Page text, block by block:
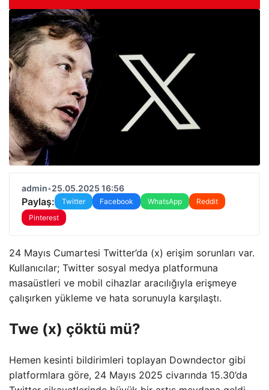
admin•25.05.2025 16:56
Paylaş: Twitter Facebook WhatsApp
Reddit
Pinterest
24 Mayıs Cumartesi Twitter’da (x) erişim sorunları var.
Kullanıcılar; Twitter sosyal medya platformuna
masaüstleri ve mobil cihazlar aracılığıyla erişmeye
çalışırken yükleme ve hata sorunuyla karşılaştı.
Twe (x) çöktü mü?
Hemen kesinti bildirimleri toplayan Downdector gibi
platformlara göre, 24 Mayıs 2025 civarında 15.30’da